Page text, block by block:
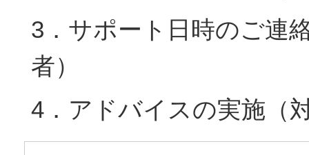
3．サポート日時のご連
者）
4．アドバイスの実施（